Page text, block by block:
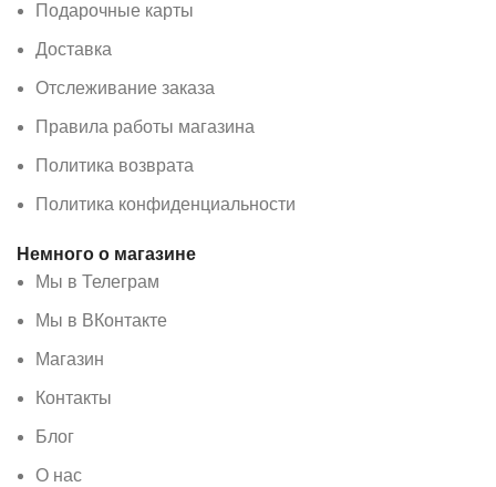
Подарочные карты
Доставка
Отслеживание заказа
Правила работы магазина
Политика возврата
Политика конфиденциальности
Немного о магазине
Мы в Телеграм
Мы в ВКонтакте
Магазин
Контакты
Блог
О нас